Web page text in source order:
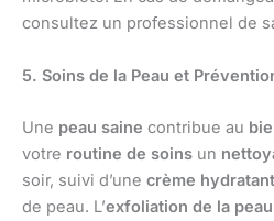
consultez un professionnel de
5. Soins de la Peau et
Une peau saine contribue au
votre routine de soins un
soir, suivi d’une crème
de peau. L’exfoliation de la peau